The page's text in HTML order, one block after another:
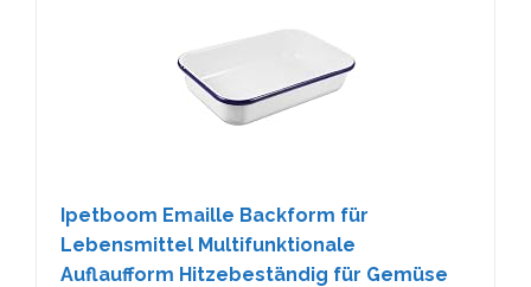
Ipetboom Emaille Backform für
Lebensmittel Multifunktionale
Auflaufform Hitzebeständig für Gemüse